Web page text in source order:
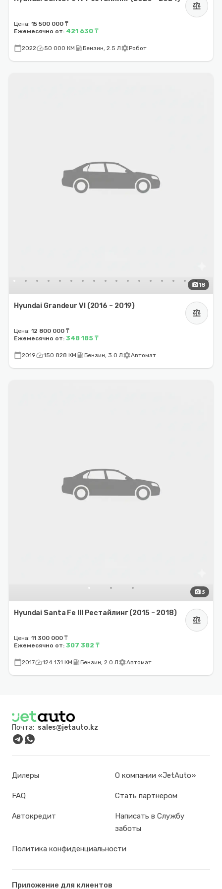
balance
Цена: 15 500 000 ₸
Ежемесячно от: 421 630 ₸
calendar_today2022speed50 000 КМ local_gas_stationБензин, 2.5 ЛsettingsРобот
photo_camera18
Hyundai Grandeur VI (2016 – 2019)
balance
Цена: 12 800 000 ₸
Ежемесячно от: 348 185 ₸
calendar_today2019speed150 828 КМ local_gas_stationБензин, 3.0 ЛsettingsАвтомат
photo_camera3
Hyundai Santa Fe III Рестайлинг (2015 – 2018)
balance
Цена: 11 300 000 ₸
Ежемесячно от: 307 382 ₸
calendar_today2017speed124 131 КМ local_gas_stationБензин, 2.0 ЛsettingsАвтомат
Почта: sales@jetauto.kz
Дилеры О компании «JetAuto»
FAQ Стать партнером
Автокредит
Написать в Службу
заботы
Политика конфиденциальности
Приложение для клиентов